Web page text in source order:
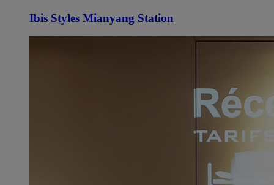
Ibis Styles Mianyang Station